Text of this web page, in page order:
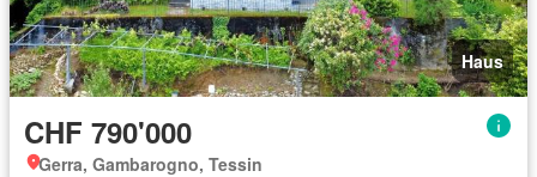
Haus
CHF 790'000
Gerra, Gambarogno, Tessin